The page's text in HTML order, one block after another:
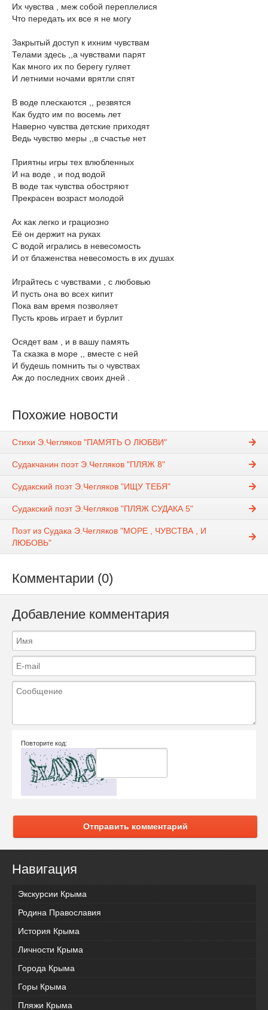
Их чувства , меж собой переплелися
Что передать их все я не могу
Закрытый доступ к ихним чувствам
Телами здесь ,,а чувствами парят
Как много их по берегу гуляет
И летними ночами врятли спят
В воде плескаются ,, резвятся
Как будто им по восемь лет
Наверно чувства детские приходят
Ведь чувство меры ,,в счастье нет
Приятны игры тех влюбленных
И на воде , и под водой
В воде так чувства обостряют
Прекрасен возраст молодой
Ах как легко и грациозно
Её он держит на руках
С водой игрались в невесомость
И от блаженства невесомость в их душах
Играйтесь с чувствами , с любовью
И пусть она во всех кипит
Пока вам время позволяет
Пусть кровь играет и бурлит
Осядет вам , и в вашу память
Та сказка в море ,, вместе с ней
И будешь помнить ты о чувствах
Аж до последних своих дней .
Похожие новости
Стихи Э.Чегляков "ПАМЯТЬ О ЛЮБВИ"
Судакчанин поэт Э.Чегляков "ПЛЯЖ 8"
Судакский поэт Э.Чегляков "ИЩУ ТЕБЯ"
Судакский поэт Э.Чегляков "ПЛЯЖ СУДАКА 5"
Поэт из Судака Э.Чегляков "МОРЕ , ЧУВСТВА , И
ЛЮБОВЬ"
Комментарии (0)
Добавление комментария
Повторите код:
Отправить комментарий
Навигация
Экскурсии Крыма
Родина Православия
История Крыма
Личности Крыма
Города Крыма
Горы Крыма
Пляжи Крыма